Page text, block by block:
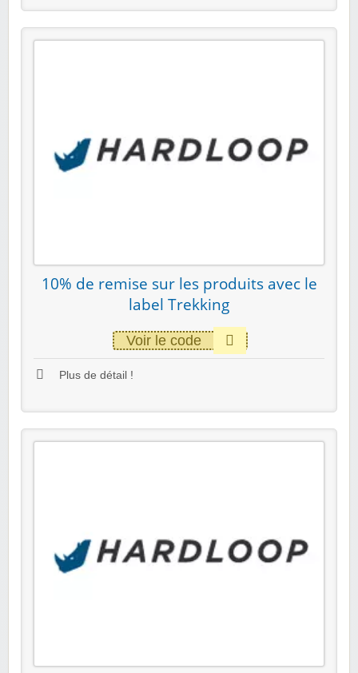
10% de remise sur les produits avec le
label Trekking
Voir le code
Plus de détail !